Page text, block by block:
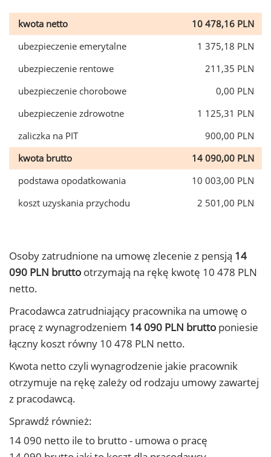
kwota netto
10 478,16 PLN
ubezpieczenie emerytalne
1 375,18 PLN
ubezpieczenie rentowe
211,35 PLN
ubezpieczenie chorobowe
0,00 PLN
ubezpieczenie zdrowotne
1 125,31 PLN
zaliczka na PIT
900,00 PLN
kwota brutto
14 090,00 PLN
podstawa opodatkowania
10 003,00 PLN
koszt uzyskania przychodu
2 501,00 PLN
Osoby zatrudnione na umowę zlecenie z pensją 14
090 PLN brutto otrzymają na rękę kwotę 10 478 PLN
netto.
Pracodawca zatrudniający pracownika na umowę o
pracę z wynagrodzeniem 14 090 PLN brutto poniesie
łączny koszt równy 10 478 PLN netto.
Kwota netto czyli wynagrodzenie jakie pracownik
otrzymuje na rękę zależy od rodzaju umowy zawartej
z pracodawcą.
Sprawdź również:
14 090 netto ile to brutto - umowa o pracę